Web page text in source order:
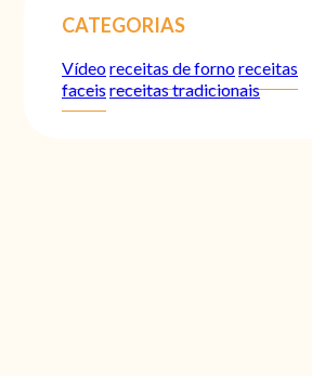
CATEGORIAS
Vídeoreceitas de fornoreceitas
faceisreceitas tradicionais